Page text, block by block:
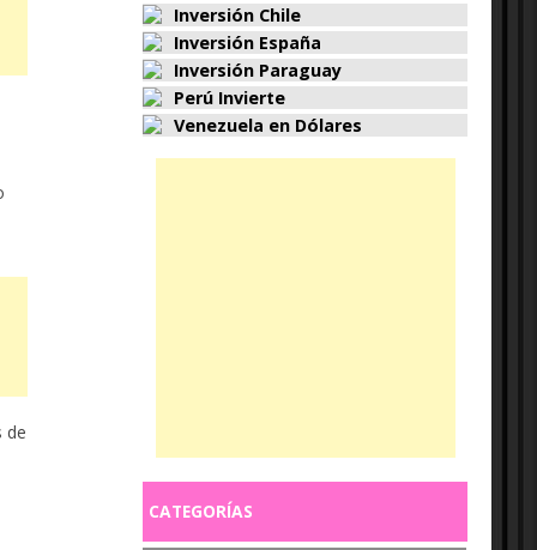
de
Inversión Chile
Inversión España
Inversión Paraguay
Perú Invierte
Venezuela en Dólares
CATEGORÍAS